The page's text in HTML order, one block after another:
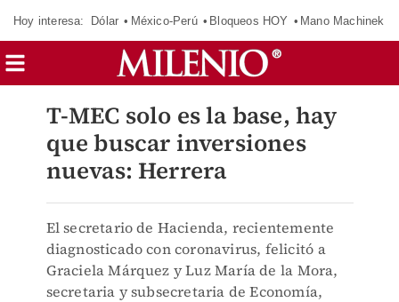
Hoy interesa: Dólar México-Perú Bloqueos HOY Mano Machinek
T-MEC solo es la base, hay
que buscar inversiones
nuevas: Herrera
El secretario de Hacienda, recientemente
diagnosticado con coronavirus, felicitó a
Graciela Márquez y Luz María de la Mora,
secretaria y subsecretaria de Economía,